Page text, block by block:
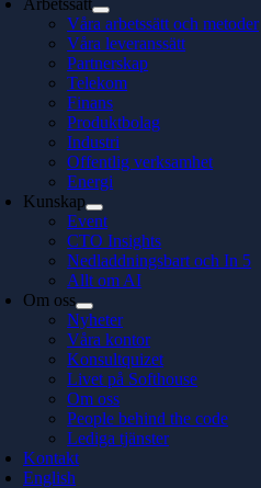
Arbetssätt
Våra arbetssätt och metoder
Våra leveranssätt
Partnerskap
Telekom
Finans
Produktbolag
Industri
Offentlig verksamhet
Energi
Kunskap
Event
CTO Insights
Nedladdningsbart och In 5
Allt om AI
Om oss
Nyheter
Våra kontor
Konsultquizet
Livet på Softhouse
Om oss
People behind the code
Lediga tjänster
Kontakt
English